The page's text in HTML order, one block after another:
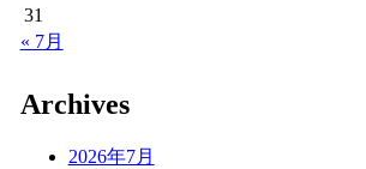
31
« 7月
Archives
2026年7月